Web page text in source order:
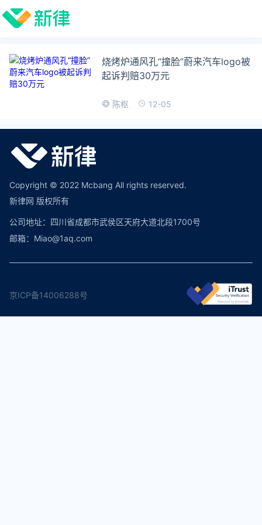
烧烤炉通风孔“撞脸”蔚来汽车logo被
起诉判赔30万元
陈枢 12-05
Copyright © 2022 Mcbang All rights reserved.
新律网 版权所有
公司地址：四川省成都市武侯区天府大道北段1700号
邮箱：Miao@1aq.com
京ICP备14006288号